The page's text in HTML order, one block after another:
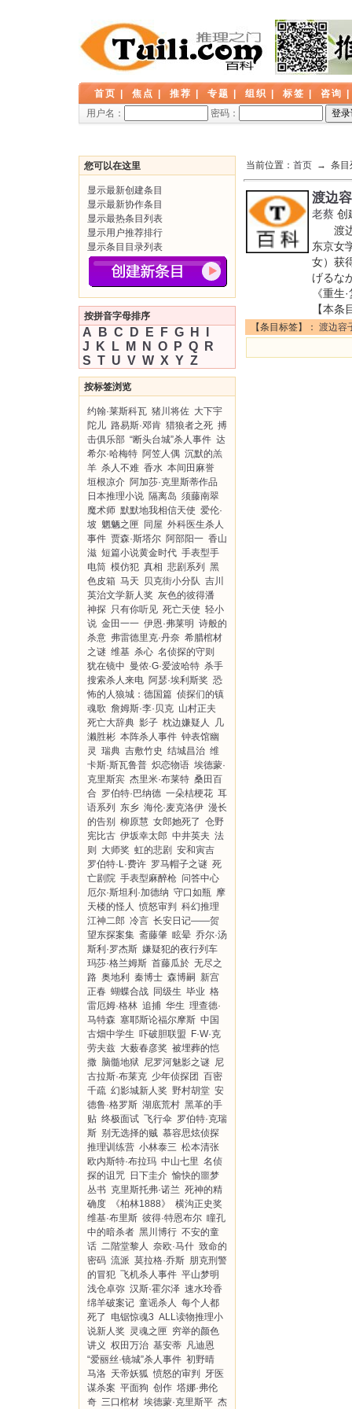
首页 焦点 推荐 专题 组织 标签 咨询
用户名：
密码：
您可以在这里
显示最新创建条目
显示最新协作条目
显示最热条目列表
显示用户推荐排行
显示条目目录列表
按拼音字母排序
A B C D E F G H
J
K L M N O P Q
R
S T U V W X Y Z
按标签浏览
约翰·莱斯科瓦 猪川将佐 大下宇
陀儿 路易斯·邓肯 猎狼者之死 搏
击俱乐部 “断头台城”杀人事件 达
希尔·哈梅特 阿笠人偶 沉默的羔
羊 杀人不难 香水 本间田麻誉
垣根凉介 阿加莎·克里斯蒂作品
日本推理小说 隔离岛 须藤南翠
魔术师 默默地我相信天使 爱伦·
坡 魍魉之匣 同屋 外科医生杀人
事件 贾森·斯塔尔 阿部阳一 香山
滋 短篇小说黄金时代 手表型手
电筒 模仿犯 真相 悲剧系列
黑
色皮箱 马天 贝克街小分队 吉川
英治文学新人奖 灰色的彼得潘
神探 只有你听见 死亡天使 轻小
说 金田一一 伊恩·弗莱明 诗般的
杀意 弗雷德里克·丹奈 希腊棺材
之谜 维基 杀心 名侦探的守则
犹在镜中 曼侬·G·爱波哈特 杀手
搜索杀人来电 阿瑟·埃利斯奖 恐
怖的人狼城：德国篇 侦探们的镇
魂歌 詹姆斯·李·贝克 山村正夫
死亡大辞典 影子 枕边嫌疑人
几
濑胜彬 本阵杀人事件 钟表馆幽
灵 瑞典 吉敷竹史 结城昌治 维
卡斯·斯瓦鲁普 炽恋物语 埃德蒙·
克里斯宾 杰里米·布莱特 桑田百
合 罗伯特·巴纳德 一朵桔梗花 耳
语系列
东乡 海伦·麦克洛伊 漫长
的告别
柳原慧 女郎她死了 仓野
宪比古 伊坂幸太郎 中井英夫 法
则
大师奖 虹的悲剧 安和寅吉
罗伯特·L·费许 罗马帽子之谜 死
亡剧院 手表型麻醉枪 问答中心
厄尔·斯坦利·加德纳 守口如瓶 摩
天楼的怪人 愤怒审判
科幻推理
江神二郎 冷言 长安日记——贺
望东探案集 斋藤肇 眩晕 乔尔·汤
斯利·罗杰斯 嫌疑犯的夜行列车
玛莎·格兰姆斯 首藤瓜於 无尽之
路 奥地利 秦博士 森博嗣
新宫
正春 蝴蝶合战 同级生 毕业 格
雷厄姆·格林 追捕 华生 理查德·
马特森 塞耶斯论福尔摩斯 中国
古畑中学生 吓破胆联盟
F·W·克
劳夫兹 大薮春彦奖 被埋葬的恺
撒 脑髓地狱 尼罗河魅影之谜 尼
古拉斯·布莱克 少年侦探团 百密
千疏 幻影城新人奖 野村胡堂 安
德鲁·格罗斯 湖底荒村 黑革的手
贴 终极面试 飞行伞 罗伯特·克瑞
斯 别无选择的贼 慕容思炫侦探
推理训练营 小林泰三 松本清张
欧内斯特·布拉玛 中山七里 名侦
探的诅咒 日下圭介 愉快的噩梦
丛书 克里斯托弗·诺兰 死神的精
确度
《柏林1888》
横沟正史奖
维基·布里斯 彼得·特恩布尔 瞳孔
中的暗杀者 黑川博行 不安的童
话 二階堂黎人 奈欧·马什 致命的
密码 流派 莫拉格·乔斯 朋克刑警
的冒犯 飞机杀人事件 平山梦明
浅仓卓弥 汉斯·霍尔泽 速水玲香
绵羊破案记 童谣杀人 每个人都
死了
电锯惊魂3 ALL读物推理小
说新人奖 灵魂之匣 穷举的颜色
讲义 权田万治 基安蒂 凡迪恩
“爱丽丝·镜城”杀人事件 初野晴
马洛 天帝妖狐 愤怒的审判
牙医
谋杀案 平面狗 创作 塔娜·弗伦
奇 三口棺材 埃德蒙·克里斯平 杰
当前位置： 首页 → 条目
渡边
老蔡 创
渡边
东京女
女）获
げるな
《重生
【本条
【条目标签】： 渡边容